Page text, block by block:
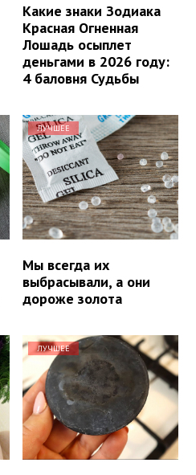
Какие знаки Зодиака
Красная Огненная
Лошадь осыплет
деньгами в 2026 году:
4 баловня Судьбы
ЛУЧШЕЕ
Мы всегда их
выбрасывали, а они
дороже золота
ЛУЧШЕЕ